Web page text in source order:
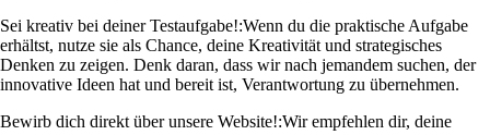
Sei kreativ bei deiner Testaufgabe!:Wenn du die praktische Aufgabe
erhältst, nutze sie als Chance, deine Kreativität und strategisches
Denken zu zeigen. Denk daran, dass wir nach jemandem suchen, der
innovative Ideen hat und bereit ist, Verantwortung zu übernehmen.
Bewirb dich direkt über unsere Website!:Wir empfehlen dir, deine